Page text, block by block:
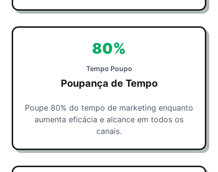
80%
Tempo Poupo
Poupança de Tempo
Poupe 80% do tempo de marketing enquanto
aumenta eficácia e alcance em todos os
canais.